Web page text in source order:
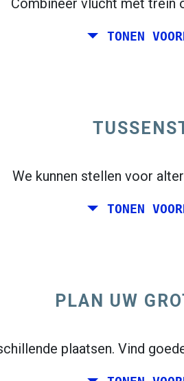
Combineer vlucht met trein
TONEN
open_in_new
We kunnen stellen voor
TONEN
PLAN UW
plaatsen. Vind